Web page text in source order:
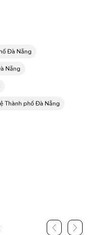
Đà Nẵng
Nẵng
Thành phố Đà Nẵng